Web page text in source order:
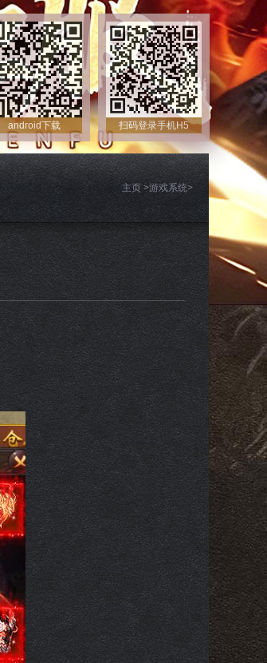
扫码登录手机H5
android下载
主页>游戏系统>